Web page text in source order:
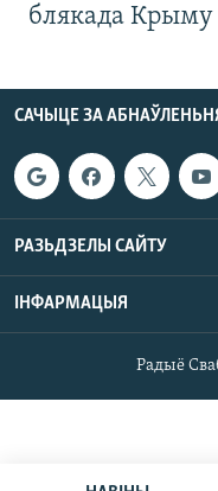
блякада Крыму
САЧЫЦЕ ЗА
РАЗЬДЗЕЛЫ САЙТУ
ІНФАРМАЦЫЯ
Радыё